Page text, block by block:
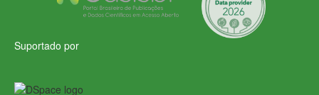
Suportado por